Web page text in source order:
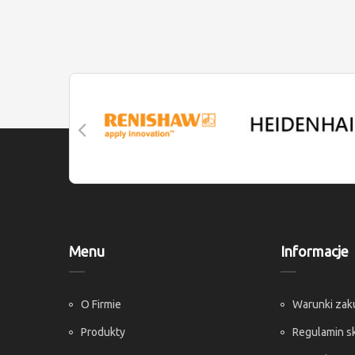
Menu
O Firmie
Produkty
Informacje
Warunki
Regulamin